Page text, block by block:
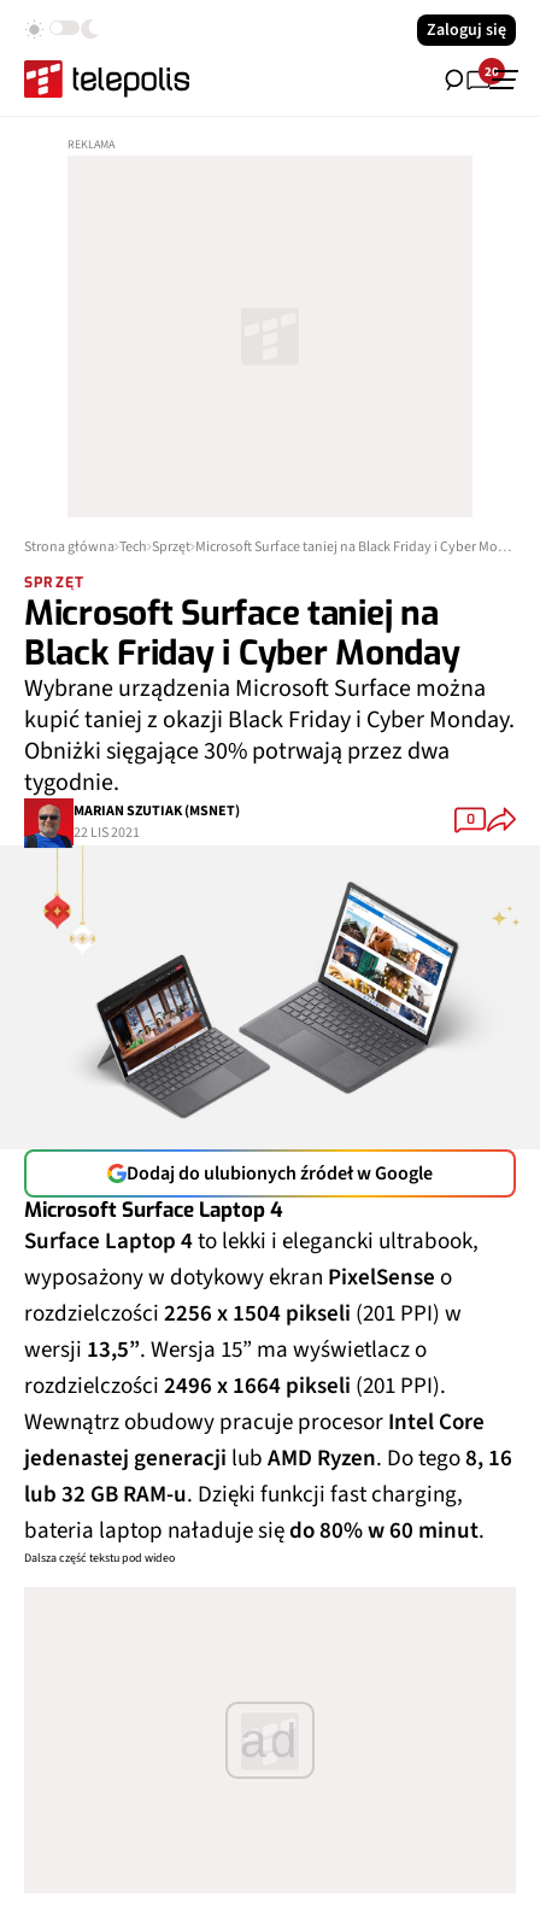
Zaloguj się
20
Strona główna Tech Sprzęt Microsoft Surface taniej na Black Friday i Cyber Monday
SPRZĘT
Microsoft Surface taniej na
Black Friday i Cyber Monday
Wybrane urządzenia Microsoft Surface można
kupić taniej z okazji Black Friday i Cyber Monday.
Obniżki sięgające 30% potrwają przez dwa
tygodnie.
MARIAN SZUTIAK (MSNET)
22 LIS 2021
0
Dodaj do ulubionych źródeł w Google
Microsoft Surface Laptop 4
Surface Laptop 4to lekki i elegancki ultrabook,
wyposażony w dotykowy ekran PixelSenseo
rozdzielczości2256 x 1504 pikseli (201 PPI) w
wersji 13,5”. Wersja 15” ma wyświetlacz o
rozdzielczości2496 x 1664 pikseli (201 PPI).
Wewnątrz obudowy pracuje procesorIntel Core
jedenastej generacji lubAMD Ryzen. Do tego8, 16
lub 32 GB RAM-u. Dzięki funkcji fast charging,
bateria laptop naładuje siędo 80% w 60 minut.
Dalsza część tekstu pod wideo
ad